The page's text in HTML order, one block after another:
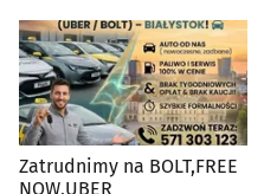
Zatrudnimy na BOLT,FREE
NOW,UBER